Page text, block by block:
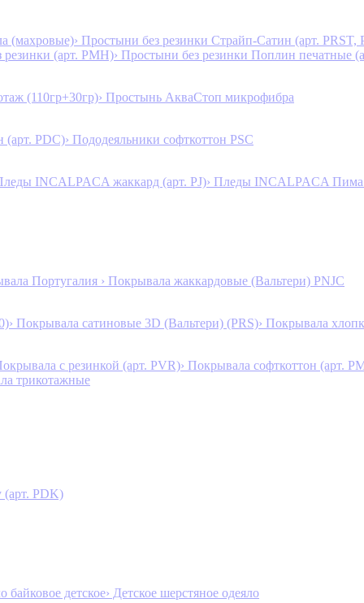
(махровые)› Простыни без резинки Страйп-Сатин (арт. PRST,
резинки (арт. PMH)› Простыни без резинки Поплин печатные
(110гр+30гр)› Простынь АкваСтоп микрофибра
(арт. PDC)› Пододеяльники софткоттон PSC
INCALPACA жаккард (арт. PJ)› Пледы INCALPACA Пима
Португалия › Покрывала жаккардовые (Вальтери) PNJC
› Покрывала сатиновые 3D (Вальтери) (PRS)› Покрывала
с резинкой (арт. PVR)› Покрывала софткоттон (арт.
трикотажные
(арт. PDK)
байковое детское› Детское шерстяное одеяло